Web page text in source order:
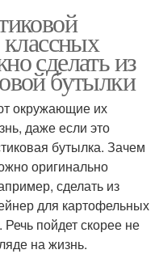
сделать из
бутылки
окружающие их
даже если это
бутылка. Зачем
оригинально
сделать из
для картофельных
пойдет скорее не
на жизнь.